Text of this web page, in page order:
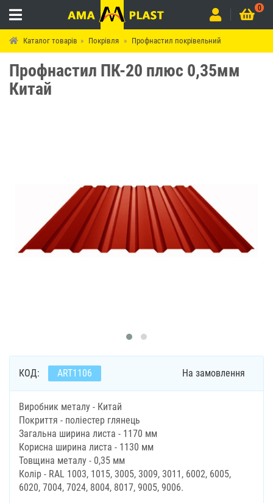
0
Каталог товарів Покрівля Профнастил покрівельний
Профнастил ПК-20 плюс 0,35мм
Китай
КОД: ART1106 На замовлення
Виробник металу - Китай
Покриття - поліестер глянець
Загальна ширина листа - 1170 мм
Корисна ширина листа - 1130 мм
Товщина металу - 0,35 мм
Колір - RAL 1003, 1015, 3005, 3009, 3011, 6002, 6005,
6020, 7004, 7024, 8004, 8017, 9005, 9006.